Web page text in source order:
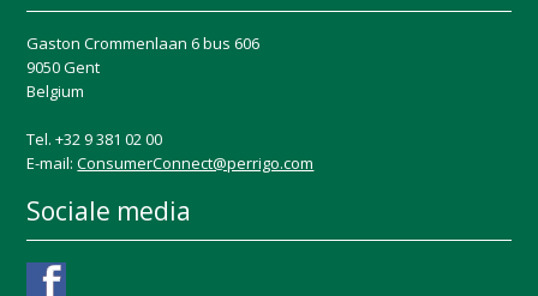
Gaston Crommenlaan 6 bus 606
9050 Gent
Belgium
Tel. +32 9 381 02 00
E-mail:ConsumerConnect@perrigo.com
Sociale media